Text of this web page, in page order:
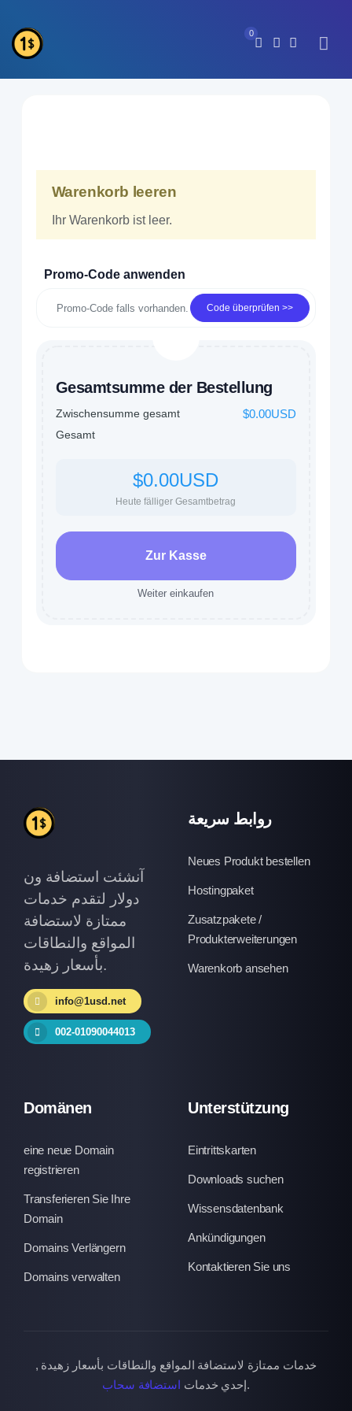
0
Warenkorb leeren
Ihr Warenkorb ist leer.
Promo-Code anwenden
Code überprüfen >>
Gesamtsumme der Bestellung
Zwischensumme gesamt $0.00USD
Gesamt
$0.00USD
Heute fälliger Gesamtbetrag
Zur Kasse
Weiter einkaufen
آنشئت استضافة ون
دولار لتقدم خدمات
ممتازة لاستضافة
المواقع والنطاقات
بأسعار زهيدة.
info@1usd.net
002-01090044013
روابط سريعة
Neues Produkt bestellen
Hostingpaket
Zusatzpakete /
Produkterweiterungen
Warenkorb ansehen
Domänen
eine neue Domain
registrieren
Transferieren Sie Ihre
Domain
Domains Verlängern
Domains verwalten
Unterstützung
Eintrittskarten
Downloads suchen
Wissensdatenbank
Ankündigungen
Kontaktieren Sie uns
خدمات ممتازة لاستضافة المواقع والنطاقات بأسعار زهيدة ,
إحدي خدمات استضافة سحاب .